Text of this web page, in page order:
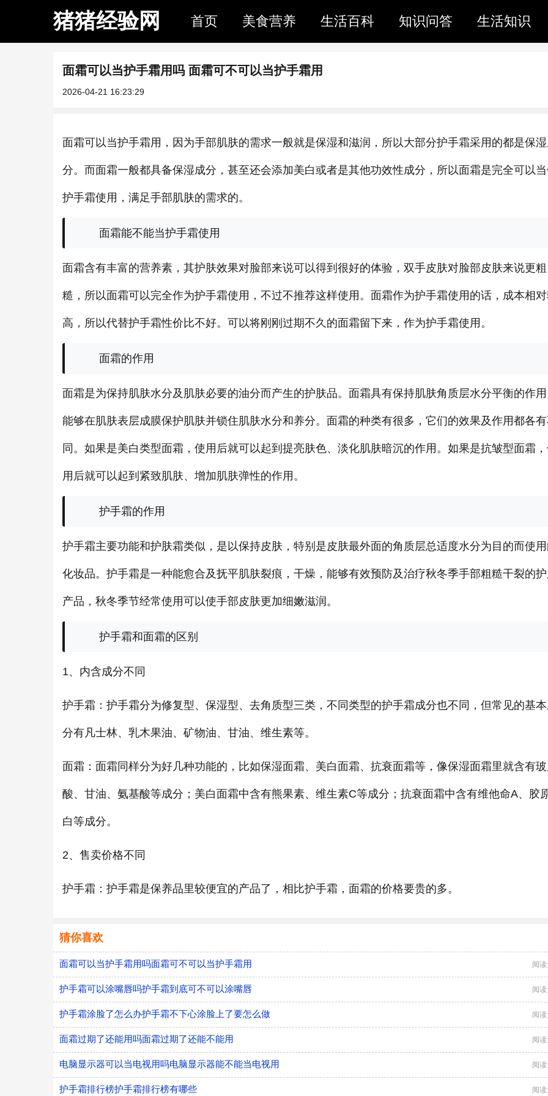
猪猪经验网 首页 美食营养 生活百科 知识问答 生活知识
面霜可以当护手霜用吗 面霜可不可以当护手霜用
2026-04-21 16:23:29
面霜可以当护手霜用，因为手部肌肤的需求一般就是保湿和滋润，所以大部分护手霜采用的都是保
分。而面霜一般都具备保湿成分，甚至还会添加美白或者是其他功效性成分，所以面霜是完全可以
护手霜使用，满足手部肌肤的需求的。
面霜能不能当护手霜使用
面霜含有丰富的营养素，其护肤效果对脸部来说可以得到很好的体验，双手皮肤对脸部皮肤来说更粗
糙，所以面霜可以完全作为护手霜使用，不过不推荐这样使用。面霜作为护手霜使用的话，成本相
高，所以代替护手霜性价比不好。可以将刚刚过期不久的面霜留下来，作为护手霜使用。
面霜的作用
面霜是为保持肌肤水分及肌肤必要的油分而产生的护肤品。面霜具有保持肌肤角质层水分平衡的作用
能够在肌肤表层成膜保护肌肤并锁住肌肤水分和养分。面霜的种类有很多，它们的效果及作用都各
同。如果是美白类型面霜，使用后就可以起到提亮肤色、淡化肌肤暗沉的作用。如果是抗皱型面霜
用后就可以起到紧致肌肤、增加肌肤弹性的作用。
护手霜的作用
护手霜主要功能和护肤霜类似，是以保持皮肤，特别是皮肤最外面的角质层总适度水分为目的而使
化妆品。护手霜是一种能愈合及抚平肌肤裂痕，干燥，能够有效预防及治疗秋冬季手部粗糙干裂的
产品，秋冬季节经常使用可以使手部皮肤更加细嫩滋润。
护手霜和面霜的区别
1、内含成分不同
护手霜：护手霜分为修复型、保湿型、去角质型三类，不同类型的护手霜成分也不同，但常见的基
分有凡士林、乳木果油、矿物油、甘油、维生素等。
面霜：面霜同样分为好几种功能的，比如保湿面霜、美白面霜、抗衰面霜等，像保湿面霜里就含有
酸、甘油、氨基酸等成分；美白面霜中含有熊果素、维生素C等成分；抗衰面霜中含有维他命A、胶
白等成分。
2、售卖价格不同
护手霜：护手霜是保养品里较便宜的产品了，相比护手霜，面霜的价格要贵的多。
猜你喜欢
面霜可以当护手霜用吗面霜可不可以当护手霜用 阅
护手霜可以涂嘴唇吗护手霜到底可不可以涂嘴唇 阅
护手霜涂脸了怎么办护手霜不下心涂脸上了要怎么做 阅
面霜过期了还能用吗面霜过期了还能不能用 阅
电脑显示器可以当电视用吗电脑显示器能不能当电视用 阅
护手霜排行榜护手霜排行榜有哪些 阅